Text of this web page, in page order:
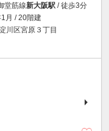
堂筋線新大阪駅 / 徒歩3分
月 / 20階建
川区宮原３丁目